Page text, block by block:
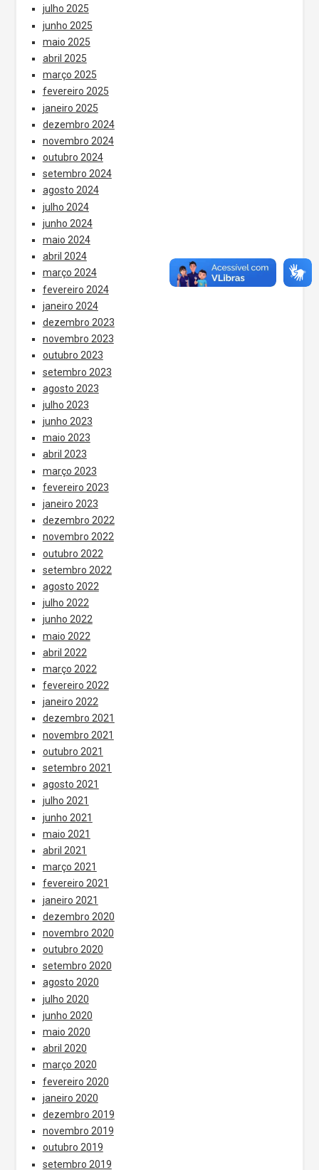
julho 2025
junho 2025
maio 2025
abril 2025
março 2025
fevereiro 2025
janeiro 2025
dezembro 2024
novembro 2024
outubro 2024
setembro 2024
agosto 2024
julho 2024
junho 2024
maio 2024
abril 2024
março 2024
fevereiro 2024
janeiro 2024
dezembro 2023
novembro 2023
outubro 2023
setembro 2023
agosto 2023
julho 2023
junho 2023
maio 2023
abril 2023
março 2023
fevereiro 2023
janeiro 2023
dezembro 2022
novembro 2022
outubro 2022
setembro 2022
agosto 2022
julho 2022
junho 2022
maio 2022
abril 2022
março 2022
fevereiro 2022
janeiro 2022
dezembro 2021
novembro 2021
outubro 2021
setembro 2021
agosto 2021
julho 2021
junho 2021
maio 2021
abril 2021
março 2021
fevereiro 2021
janeiro 2021
dezembro 2020
novembro 2020
outubro 2020
setembro 2020
agosto 2020
julho 2020
junho 2020
maio 2020
abril 2020
março 2020
fevereiro 2020
janeiro 2020
dezembro 2019
novembro 2019
outubro 2019
setembro 2019